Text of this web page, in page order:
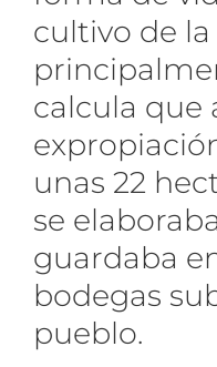
cultivo de la
calcula que
unas 22
se
guardaba
bodegas
pueblo.